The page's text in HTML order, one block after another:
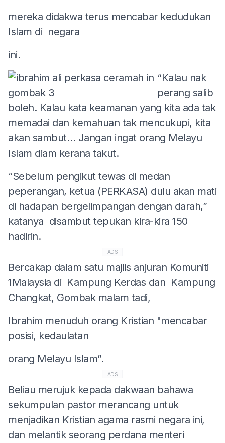
mereka didakwa terus mencabar kedudukan
Islam di negara
ini.
“Kalau nak
perang salib
boleh. Kalau kata keamanan yang kita ada tak
memadai dan kemahuan tak mencukupi, kita
akan sambut… Jangan ingat orang Melayu
Islam diam kerana takut.
“Sebelum pengikut tewas di medan
peperangan, ketua (PERKASA) dulu akan mati
di hadapan bergelimpangan dengan darah,”
katanya disambut tepukan kira-kira 150
hadirin.
ADS
Bercakap dalam satu majlis anjuran Komuniti
1Malaysia di Kampung Kerdas dan Kampung
Changkat, Gombak malam tadi,
Ibrahim menuduh orang Kristian "mencabar
posisi, kedaulatan
orang Melayu Islam”.
ADS
Beliau merujuk kepada dakwaan bahawa
sekumpulan pastor merancang untuk
menjadikan Kristian agama rasmi negara ini,
dan melantik seorang perdana menteri